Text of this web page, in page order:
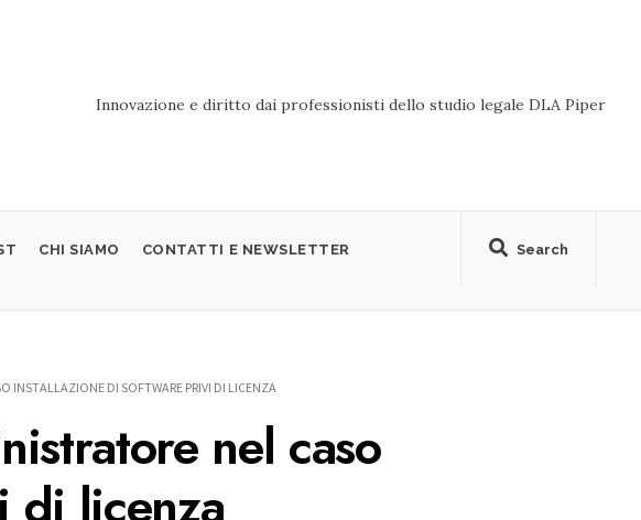
Innovazione e diritto dai professionisti dello studio legale DLA Piper
Search
CHI SIAMO CONTATTI E NEWSLETTER
INSTALLAZIONE DI SOFTWARE PRIVI DI LICENZA
nel caso